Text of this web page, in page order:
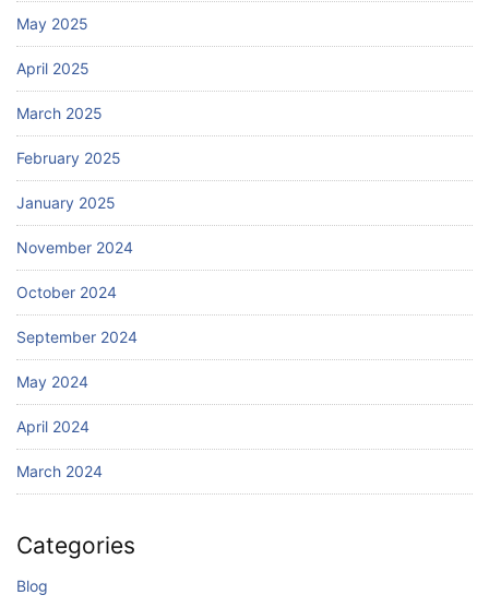
May 2025
April 2025
March 2025
February 2025
January 2025
November 2024
October 2024
September 2024
May 2024
April 2024
March 2024
Categories
Blog